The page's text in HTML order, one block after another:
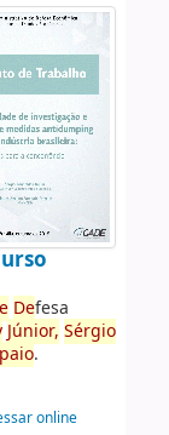
Defesa
Júnior, Sérgio
.
online